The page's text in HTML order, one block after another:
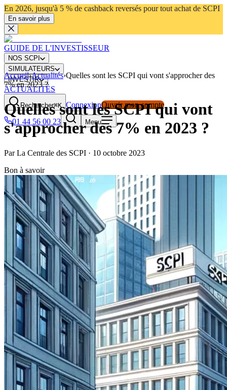
En 2026, jusqu'à 5 % de cashback reversés pour tout achat de SCPI
En savoir plus
GUIDE DE L'INVESTISSEUR
NOS SCPI
SIMULATEURS
INVESTIR
ACTUALITÉS
Rechercher⌘K ConnexionOuvrir mon compte
01 44 56 00 23
Menu
Accueil›Actualités›Quelles sont les SCPI qui vont s'approcher des
7% en 2023 ?
Quelles sont les SCPI qui vont
s'approcher des 7% en 2023 ?
Par La Centrale des SCPI · 10 octobre 2023
Bon à savoir